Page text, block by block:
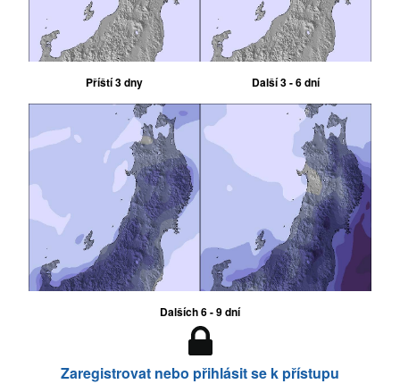
Příští 3 dny Další 3 - 6 dní
Dalších 6 - 9 dní
Zaregistrovat nebo přihlásit se k přístupu